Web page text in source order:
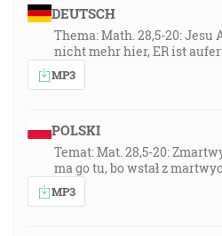
DEUTSCH
Thema: Math. 28,5-20: Jesu
nicht mehr hier, ER ist
MP3
POLSKI
Temat: Mat. 28,5-20:
ma go tu, bo wstał z
MP3